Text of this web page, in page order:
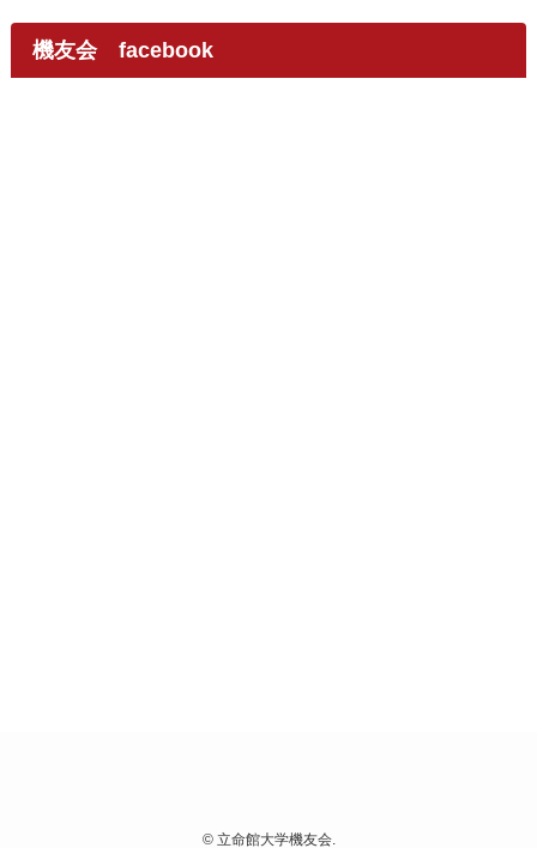
機友会 facebook
©立命館大学機友会.